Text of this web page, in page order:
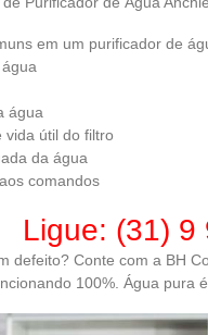
em um purificador de
água
vida útil do filtro
da água
comandos
Ligue: (31) 9
defeito? Conte com a BH
100%. Água pura é